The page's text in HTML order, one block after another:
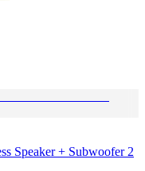
Speaker + Subwoofer 2